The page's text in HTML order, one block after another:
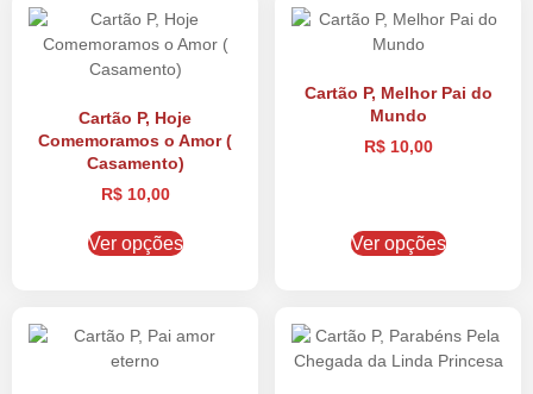
Cartão P, Hoje
Comemoramos o Amor (
Casamento)
R$10,00
Ver opções
Cartão P, Melhor Pai do
Mundo
R$10,00
Ver opções